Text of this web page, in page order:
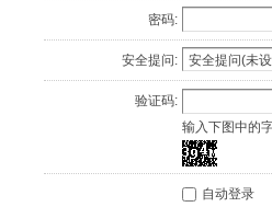
密码:
安全提问:
验证码:
输入下图中的
自动登录